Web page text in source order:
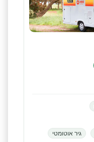
גיר אוטומטי